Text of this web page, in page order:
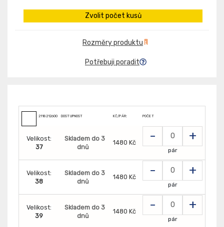
Zvolit počet kusů
Rozměry produktu
Potřebuji poradit
2118212600 DOSTUPNOST KČ/PÁR: POČET
Velikost:
37
Skladem do 3
dnů
1480 Kč - +
pár
Velikost:
38
Skladem do 3
dnů
1480 Kč - +
pár
Velikost:
39
Skladem do 3
dnů
1480 Kč - +
pár